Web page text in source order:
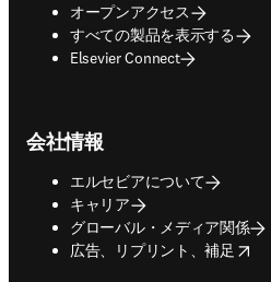
オープンアクセス
すべての製品を表示する
Elsevier Connect
会社情報
エルセビアについて
キャリア
グローバル・メディア関係
広告、リプリント、補足
opens in new tab/window